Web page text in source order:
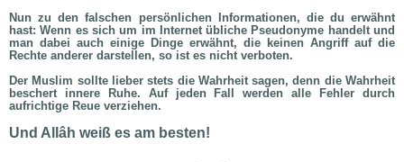
Nun zu den falschen persönlichen Informationen, die du erwähnt
hast: Wenn es sich um im Internet übliche Pseudonyme handelt und
man dabei auch einige Dinge erwähnt, die keinen Angriff auf die
Rechte anderer darstellen, so ist es nicht verboten.
Der Muslim sollte lieber stets die Wahrheit sagen, denn die Wahrheit
beschert innere Ruhe. Auf jeden Fall werden alle Fehler durch
aufrichtige Reue verziehen.
Und Allâh weiß es am besten!